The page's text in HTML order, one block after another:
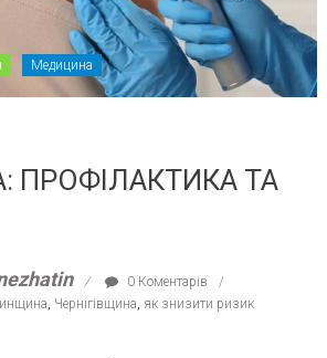
Медицина
ПРОФІЛАКТИКА ТА
0 Коментарів
Чернігівщина як знизити ризик